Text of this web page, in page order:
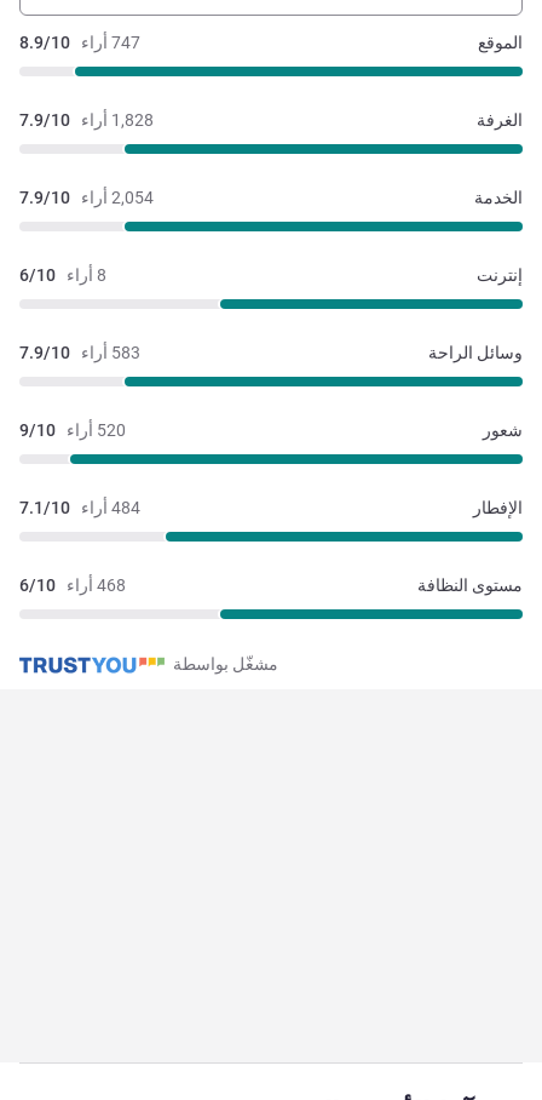
747 أراء 8.9/10 الموقع
1,828 أراء 7.9/10 الغرفة
2,054 أراء 7.9/10 الخدمة
8 أراء 6/10 إنترنت
583 أراء 7.9/10 وسائل الراحة
520 أراء 9/10 شعور
484 أراء 7.1/10 الإفطار
468 أراء 6/10 مستوى النظافة
مشغّل بواسطة